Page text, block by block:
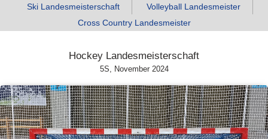
Ski Landesmeisterschaft
Volleyball Landesmeister
Cross Country Landesmeister
Hockey Landesmeisterschaft
5S, November 2024